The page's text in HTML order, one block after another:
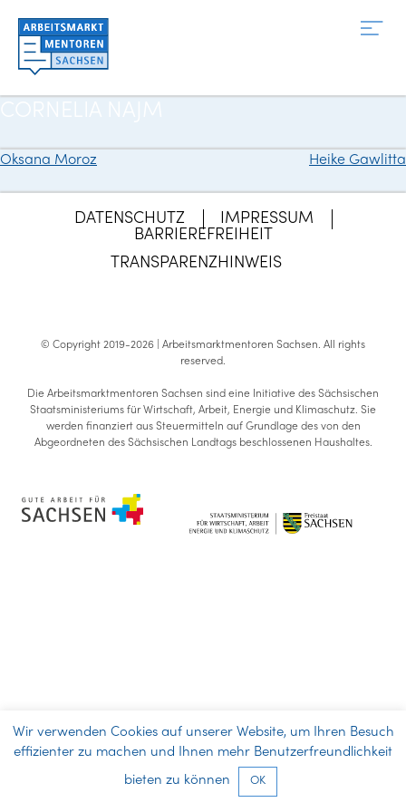
Beitragsnavigation
Oksana Moroz Heike Gawlitta
DATENSCHUTZ
IMPRESSUM
BARRIEREFREIHEIT
TRANSPARENZHINWEIS
© Copyright 2019-2026 | Arbeitsmarktmentoren Sachsen. All rights
reserved.
Die Arbeitsmarktmentoren Sachsen sind eine Initiative des Sächsischen
Staatsministeriums für Wirtschaft, Arbeit, Energie und Klimaschutz. Sie
werden finanziert aus Steuermitteln auf Grundlage des von den
Abgeordneten des Sächsischen Landtags beschlossenen Haushaltes.
Wir verwenden Cookies auf unserer Website, um Ihren Besuch
effizienter zu machen und Ihnen mehr Benutzerfreundlichkeit
bieten zu können OK